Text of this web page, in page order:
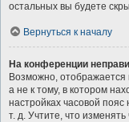
остальных вы будете
Вернуться к началу
На конференции
Возможно, отображается
а не к тому, в котором
настройках часовой пояс
т. д. Учтите, что